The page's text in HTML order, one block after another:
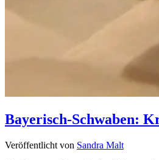
Bayerisch-Schwaben:
Veröffentlicht von Sandra Malt